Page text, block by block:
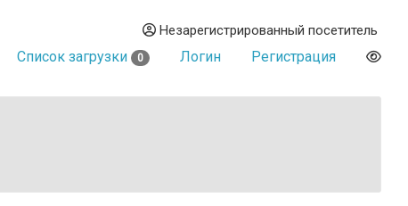
Незарегистрированный посетитель
Список загрузки 0 Логин Регистрация